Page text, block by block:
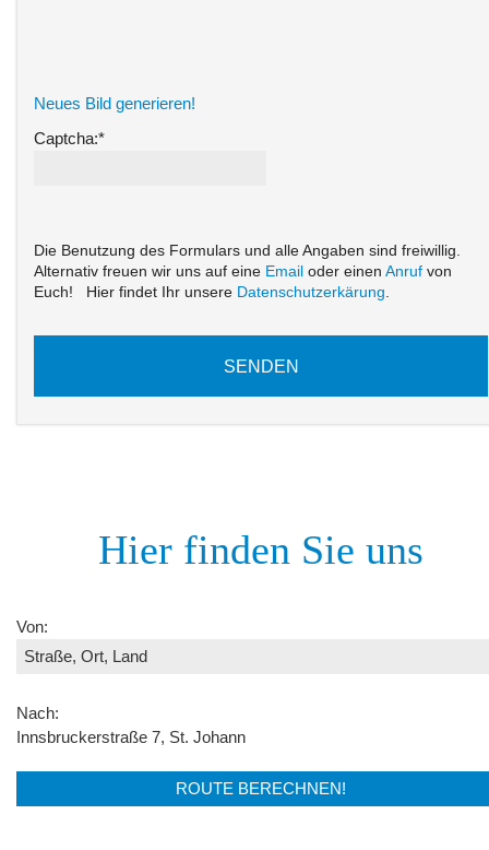
Neues Bild generieren!
Captcha:*
Die Benutzung des Formulars und alle Angaben sind freiwillig.
Alternativ freuen wir uns auf eine Email oder einen Anruf von
Euch!
Hier findet Ihr unsere Datenschutzerkärung.
Hier finden Sie uns
Von:
Nach:
Innsbruckerstraße 7, St. Johann